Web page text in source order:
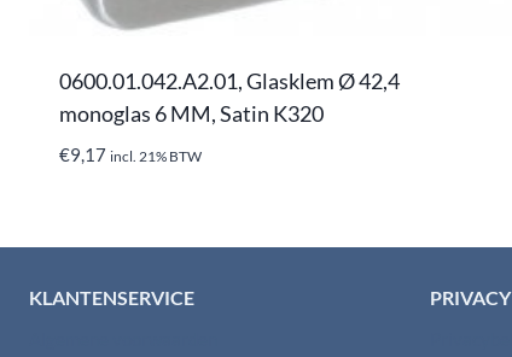
0600.01.042.A2.01, Glasklem Ø 42,4
monoglas 6 MM, Satin K320
€9,17 incl. 21% BTW
KLANTENSERVICE PRIVACY